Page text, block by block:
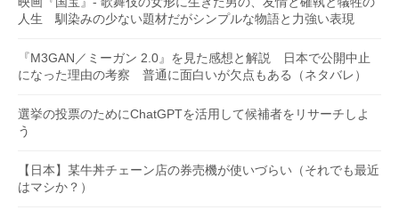
人生 馴染みの少ない題材だがシンプルな物語と力強い表現
『M3GAN／ミーガン 2.0』を見た感想と解説 日本で公開中止
になった理由の考察 普通に面白いが欠点もある（ネタバレ）
選挙の投票のためにChatGPTを活用して候補者をリサーチしよ
う
【日本】某牛丼チェーン店の券売機が使いづらい（それでも最近
はマシか？）